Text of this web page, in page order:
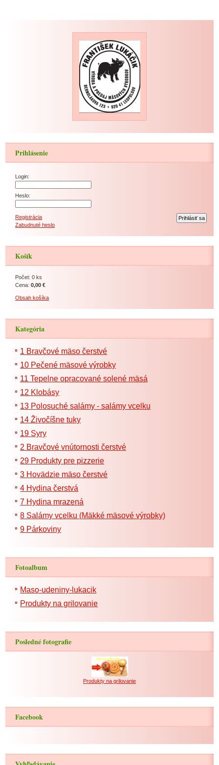
Prihlásenie
Login:
Heslo:
Registrácia
Zabudnuté heslo
Košík
Počet: 0 ks
Cena:0,00 €
Obsah košíka
Kategória
1 Bravčové mäso čerstvé
10 Pečené mäsové výrobky
11 Tepelne opracované solené mäsá
12 Klobásy
13 Polosuché salámy - salámy vcelku
14 Živočíšne tuky
19 Syry
2 Bravčové vnútornosti čerstvé
29 Produkty pre pizzerie
3 Hovädzie mäso čerstvé
4 Hydina čerstvá
7 Hydina mrazená
8 Salámy vcelku (Mäkké mäsové výrobky)
9 Párkoviny
Fotoalbum
Maso-udeniny-lukacik
Produkty na grilovanie
Posledné fotografie
Produkty na grilovanie
Facebook